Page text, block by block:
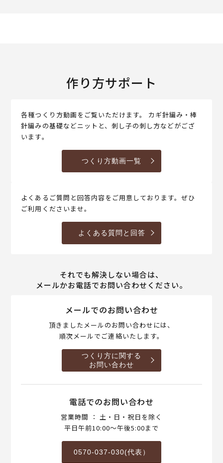
作り方サポート
各種つくり方動画をご覧いただけます。 カギ針編み・棒
針編みの基礎などニットと、刺し子の刺し方などがござ
います。
つくり方動画一覧
よくあるご質問と回答内容をご用意しております。ぜひ
ご利用くださいませ。
よくある質問と回答
それでも解決しない場合は、
メールかお電話でお問い合わせください。
メールでのお問い合わせ
頂きましたメールのお問い合わせには、
順次メールでご連絡いたします。
つくり方に関する
お問い合わせ
電話でのお問い合わせ
営業時間 ： 土・日・祝日を除く
平日午前10:00～午後5:00まで
0570-037-030(代表）